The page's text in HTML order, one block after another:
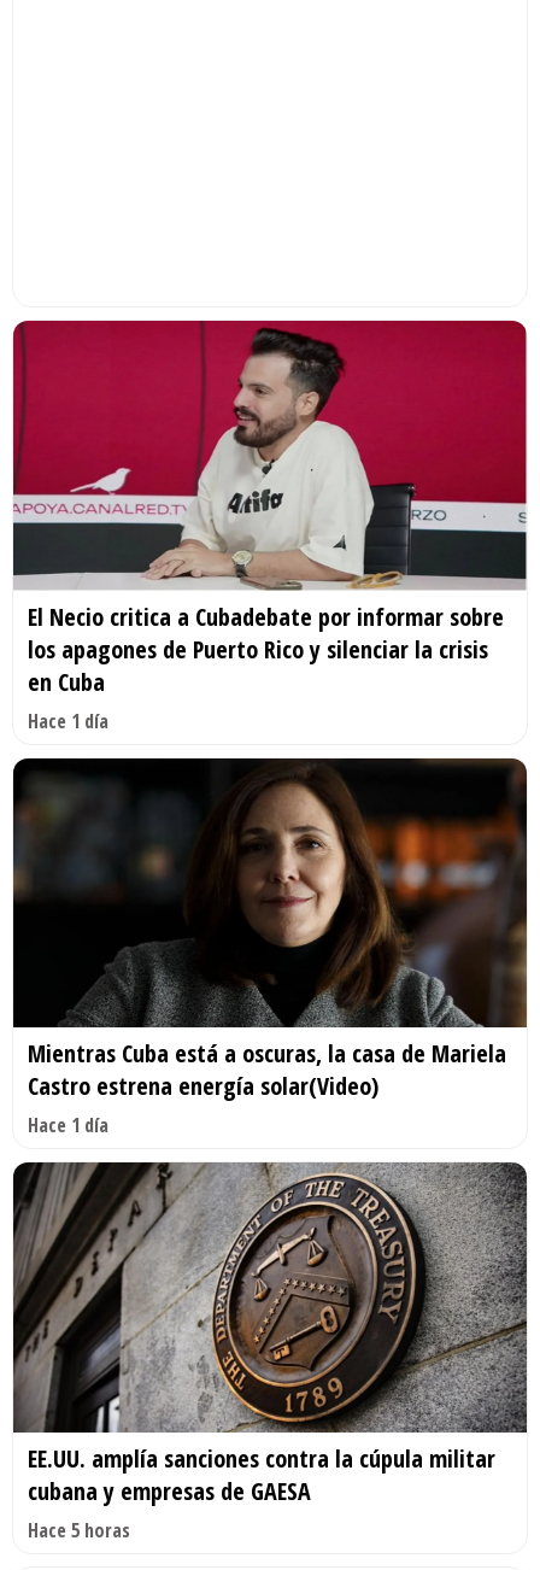
El Necio critica a Cubadebate por informar sobre
los apagones de Puerto Rico y silenciar la crisis
en Cuba
Hace 1 día
Mientras Cuba está a oscuras, la casa de Mariela
Castro estrena energía solar(Video)
Hace 1 día
EE.UU. amplía sanciones contra la cúpula militar
cubana y empresas de GAESA
Hace 5 horas